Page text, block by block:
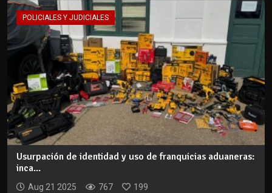
POLICIALES Y JUDICIALES
Usurpación de identidad y uso de franquicias aduaneras:
inca...
Aug 21 2025 767 199